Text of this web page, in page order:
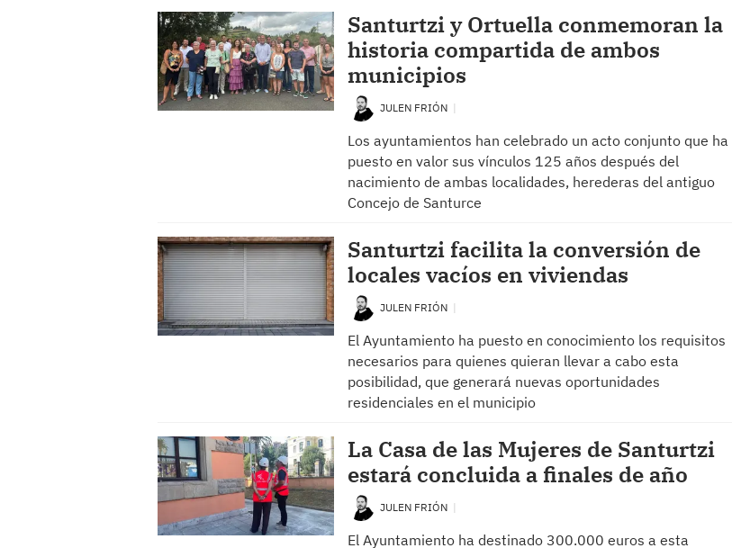
Santurtzi y Ortuella conmemoran la
historia compartida de ambos
municipios
JULEN FRIÓN
Los ayuntamientos han celebrado un acto conjunto que ha
puesto en valor sus vínculos 125 años después del
nacimiento de ambas localidades, herederas del antiguo
Concejo de Santurce
Santurtzi facilita la conversión de
locales vacíos en viviendas
JULEN FRIÓN
El Ayuntamiento ha puesto en conocimiento los requisitos
necesarios para quienes quieran llevar a cabo esta
posibilidad, que generará nuevas oportunidades
residenciales en el municipio
La Casa de las Mujeres de Santurtzi
estará concluida a finales de año
JULEN FRIÓN
El Ayuntamiento ha destinado 300.000 euros a esta